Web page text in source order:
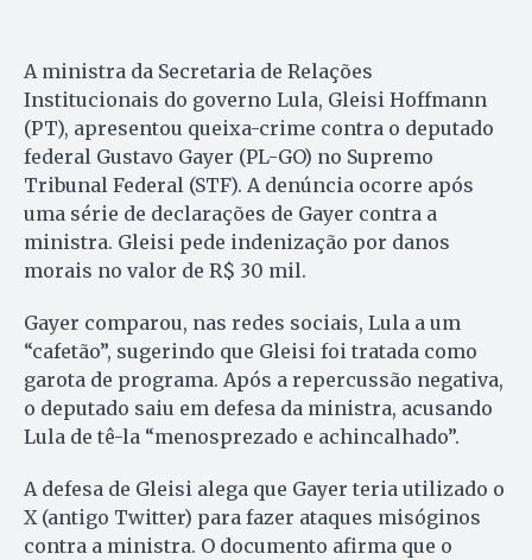
A ministra da Secretaria de Relações
Institucionais do governo Lula, Gleisi Hoffmann
(PT), apresentou queixa-crime contra o deputado
federal Gustavo Gayer (PL-GO) no Supremo
Tribunal Federal (STF). A denúncia ocorre após
uma série de declarações de Gayer contra a
ministra. Gleisi pede indenização por danos
morais no valor de R$ 30 mil.
Gayer comparou, nas redes sociais, Lula a um
“cafetão”, sugerindo que Gleisi foi tratada como
garota de programa. Após a repercussão negativa,
o deputado saiu em defesa da ministra, acusando
Lula de tê-la “menosprezado e achincalhado”.
A defesa de Gleisi alega que Gayer teria utilizado o
X (antigo Twitter) para fazer ataques misóginos
contra a ministra. O documento afirma que o